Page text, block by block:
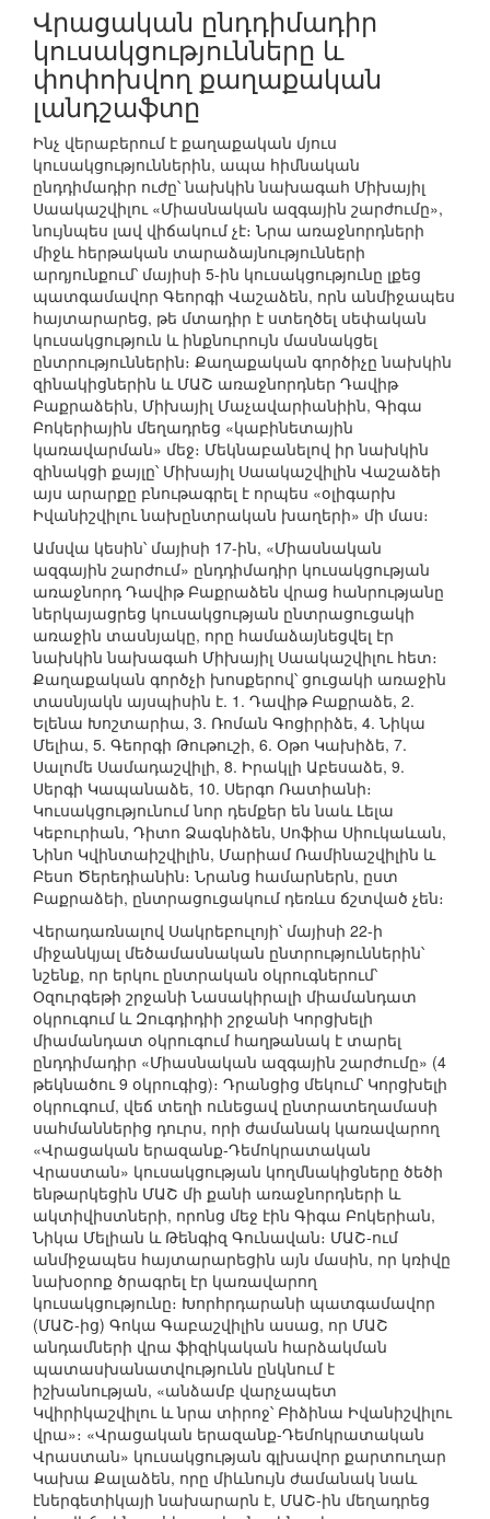
Վրացական ընդդիմադիր
կուսակցությունները և
փոփոխվող քաղաքական
լանդշաֆտը
Ինչ վերաբերում է քաղաքական մյուս
կուսակցություններին, ապա հիմնական
ընդդիմադիր ուժը՝ նախկին նախագահ Միխայիլ
Սաակաշվիլու «Միասնական ազգային շարժումը»,
նույնպես լավ վիճակում չէ։ Նրա առաջնորդների
միջև հերթական տարաձայնությունների
արդյունքում՝ մայիսի 5-ին կուսակցությունը լքեց
պատգամավոր Գեորգի Վաշաձեն, որն անմիջապես
հայտարարեց, թե մտադիր է ստեղծել սեփական
կուսակցություն և ինքնուրույն մասնակցել
ընտրություններին։ Քաղաքական գործիչը նախկին
զինակիցներին և ՄԱՇ առաջնորդներ Դավիթ
Բաքրաձեին, Միխայիլ Մաչավարիանիին, Գիգա
Բոկերիային մեղադրեց «կաբինետային
կառավարման» մեջ։ Մեկնաբանելով իր նախկին
զինակցի քայլը՝ Միխայիլ Սաակաշվիլին Վաշաձեի
այս արարքը բնութագրել է որպես «օլիգարխ
Իվանիշվիլու նախընտրական խաղերի» մի մաս։
Ամսվա կեսին՝ մայիսի 17-ին, «Միասնական
ազգային շարժում» ընդդիմադիր կուսակցության
առաջնորդ Դավիթ Բաքրաձեն վրաց հանրությանը
ներկայացրեց կուսակցության ընտրացուցակի
առաջին տասնյակը, որը համաձայնեցվել էր
նախկին նախագահ Միխայիլ Սաակաշվիլու հետ։
Քաղաքական գործչի խոսքերով՝ ցուցակի առաջին
տասնյակն այսպիսին է. 1. Դավիթ Բաքրաձե, 2.
Ելենա Խոշտարիա, 3. Ռոման Գոցիրիձե, 4. Նիկա
Մելիա, 5. Գեորգի Թութուշի, 6. Օթո Կախիձե, 7.
Սալոմե Սամադաշվիլի, 8. Իրակլի Աբեսաձե, 9.
Սերգի Կապանաձե, 10. Սերգո Ռատիանի։
Կուսակցությունում նոր դեմքեր են նաև Լելա
Կեբուրիան, Դիտո Ձագնիձեն, Սոֆիա Սիուկաևան,
Նինո Կվինտաիշվիլին, Մարիամ Ռամինաշվիլին և
Բեսո Ծերեդիանին։ Նրանց համարներն, ըստ
Բաքրաձեի, ընտրացուցակում դեռևս ճշտված չեն։
Վերադառնալով Սակրեբուլոյի՝ մայիսի 22-ի
միջանկյալ մեծամասնական ընտրություններին՝
նշենք, որ երկու ընտրական օկրուգներում՝
Օզուրգեթի շրջանի Նասակիրալի միամանդատ
օկրուգում և Զուգդիդիի շրջանի Կորցխելի
միամանդատ օկրուգում հաղթանակ է տարել
ընդդիմադիր «Միասնական ազգային շարժումը» (4
թեկնածու 9 օկրուգից)։ Դրանցից մեկում՝ Կորցխելի
օկրուգում, վեճ տեղի ունեցավ ընտրատեղամասի
սահմաններից դուրս, որի ժամանակ կառավարող
«Վրացական երազանք-Դեմոկրատական
Վրաստան» կուսակցության կողմնակիցները ծեծի
ենթարկեցին ՄԱՇ մի քանի առաջնորդների և
ակտիվիստների, որոնց մեջ էին Գիգա Բոկերիան,
Նիկա Մելիան և Թենգիզ Գունավան։ ՄԱՇ-ում
անմիջապես հայտարարեցին այն մասին, որ կռիվը
նախօրոք ծրագրել էր կառավարող
կուսակցությունը։ Խորհրդարանի պատգամավոր
(ՄԱՇ-ից) Գոկա Գաբաշվիլին ասաց, որ ՄԱՇ
անդամների վրա ֆիզիկական հարձակման
պատասխանատվությունն ընկնում է
իշխանության, «անձամբ վարչապետ
Կվիրիկաշվիլու և նրա տիրոջ՝ Բիձինա Իվանիշվիլու
վրա»։ «Վրացական երազանք-Դեմոկրատական
Վրաստան» կուսակցության գլխավոր քարտուղար
Կախա Քալաձեն, որը միևնույն ժամանակ նաև
էներգետիկայի նախարարն է, ՄԱՇ-ին մեղադրեց